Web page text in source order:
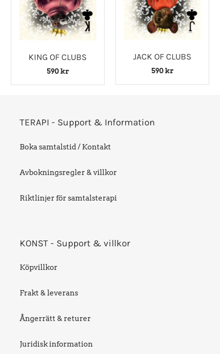
KING OF CLUBS
590 kr
JACK OF CLUBS
590 kr
TERAPI - Support & Information
Boka samtalstid / Kontakt
Avbokningsregler & villkor
Riktlinjer för samtalsterapi
KONST - Support & villkor
Köpvillkor
Frakt & leverans
Ångerrätt & returer
Juridisk information